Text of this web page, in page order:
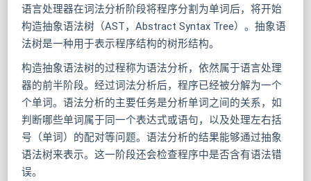
语言处理器在词法分析阶段将程序分割为单词后，将开始
构造抽象语法树（AST，Abstract Syntax Tree）。抽象语
法树是一种用于表示程序结构的树形结构。
构造抽象语法树的过程称为语法分析，依然属于语言处理
器的前半阶段。经过词法分析后，程序已经被分解为一个
个单词。语法分析的主要任务是分析单词之间的关系，如
判断哪些单词属于同一个表达式或语句，以及处理左右括
号（单词）的配对等问题。语法分析的结果能够通过抽象
语法树来表示。这一阶段还会检查程序中是否含有语法错
误。